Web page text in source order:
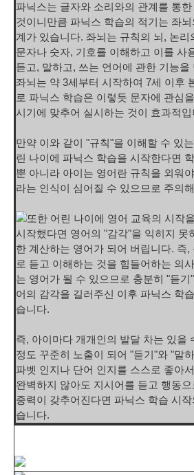
파닉스는 글자와 소리와의 관계를 통
것이니만큼 파닉스 학습의 적기는 좌
계가 있습니다. 좌뇌는 규칙의 뇌, 논리
문자나 숫자, 기호를 이해하고 이를 사
듣고, 말하고, 쓰는 언어에 관한 기능을
좌뇌는 약 3세부터 시작하여 7세 이후
로 파닉스 학습은 이렇듯 문자에 관심
시기에 맞추어 실시하는 것이 효과적입
만약 이와 같이 "규칙"을 이해할 수 있
린 나이에 파닉스 학습을 시작한다면
뿐 아니라 아이는 영어란 규칙을 외워
라는 인식이 심어질 수 있으므로 주의
또한 어린 나이에 영어 교육의 시작
시작했다면 영어의 "감각"을 익히지 못
한 계산하는 영어가 되어 버립니다. 즉,
로 듣고 이해하는 것을 힘들어하는 의
는 영어가 될 수 있으므로 충분히 "듣기
어의 감각을 길러주신 이후 파닉스 학
습니다.
즉, 아이마다 개개인의 발달 차는 있을
정도 꾸준히 노출이 되어 "듣기"와 "말
파벳 인지나 단어 인지를 스스로 좋아
완벽하지 않아도 지시어를 듣고 행동
중력이 갖추어진다면 파닉스 학습 시
습니다.